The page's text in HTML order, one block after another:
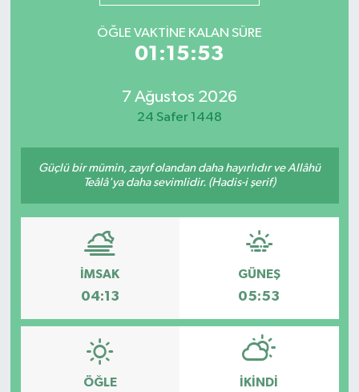
ÖĞLE VAKTINE KALAN SÜRE
01:15:53
7 Ağustos 2026
24 Safer 1448
Güçlü bir mümin, zayıf olandan daha hayırlıdır ve Allâhü
Teâlâ'ya daha sevimlidir. (Hadis-i şerif)
İMSAK
04:13
GÜNEŞ
05:53
ÖĞLE İKINDI
POLİTİKA